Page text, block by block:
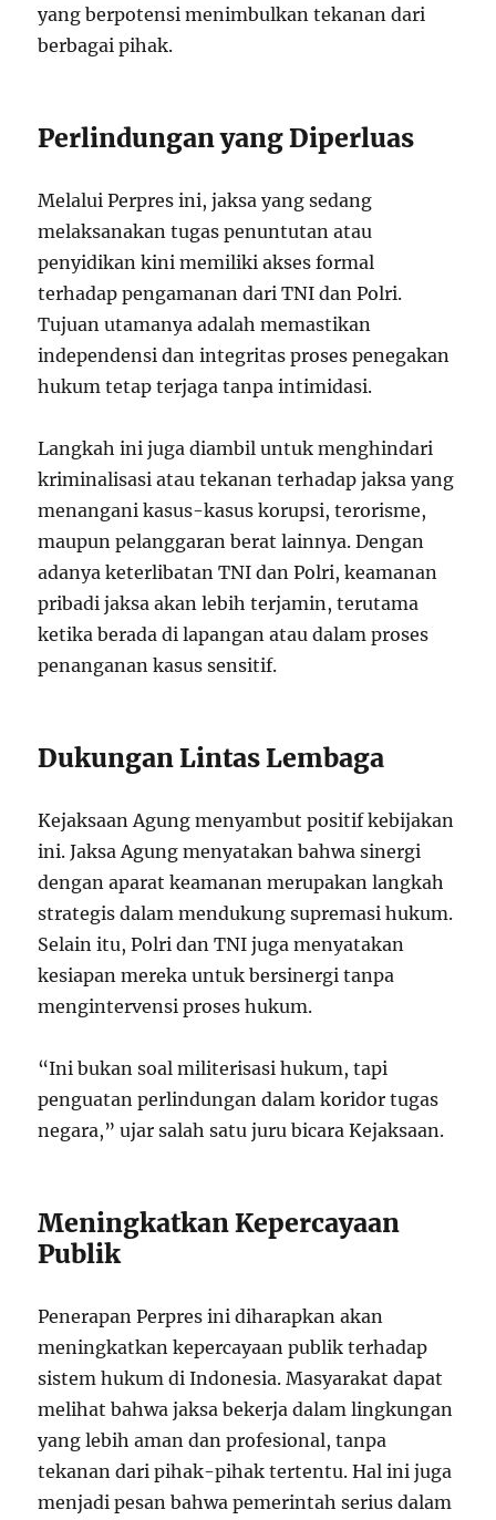
yang berpotensi menimbulkan tekanan dari
berbagai pihak.
Perlindungan yang Diperluas
Melalui Perpres ini, jaksa yang sedang
melaksanakan tugas penuntutan atau
penyidikan kini memiliki akses formal
terhadap pengamanan dari TNI dan Polri.
Tujuan utamanya adalah memastikan
independensi dan integritas proses penegakan
hukum tetap terjaga tanpa intimidasi.
Langkah ini juga diambil untuk menghindari
kriminalisasi atau tekanan terhadap jaksa yang
menangani kasus-kasus korupsi, terorisme,
maupun pelanggaran berat lainnya. Dengan
adanya keterlibatan TNI dan Polri, keamanan
pribadi jaksa akan lebih terjamin, terutama
ketika berada di lapangan atau dalam proses
penanganan kasus sensitif.
Dukungan Lintas Lembaga
Kejaksaan Agung menyambut positif kebijakan
ini. Jaksa Agung menyatakan bahwa sinergi
dengan aparat keamanan merupakan langkah
strategis dalam mendukung supremasi hukum.
Selain itu, Polri dan TNI juga menyatakan
kesiapan mereka untuk bersinergi tanpa
mengintervensi proses hukum.
“Ini bukan soal militerisasi hukum, tapi
penguatan perlindungan dalam koridor tugas
negara,” ujar salah satu juru bicara Kejaksaan.
Meningkatkan Kepercayaan
Publik
Penerapan Perpres ini diharapkan akan
meningkatkan kepercayaan publik terhadap
sistem hukum di Indonesia. Masyarakat dapat
melihat bahwa jaksa bekerja dalam lingkungan
yang lebih aman dan profesional, tanpa
tekanan dari pihak-pihak tertentu. Hal ini juga
menjadi pesan bahwa pemerintah serius dalam